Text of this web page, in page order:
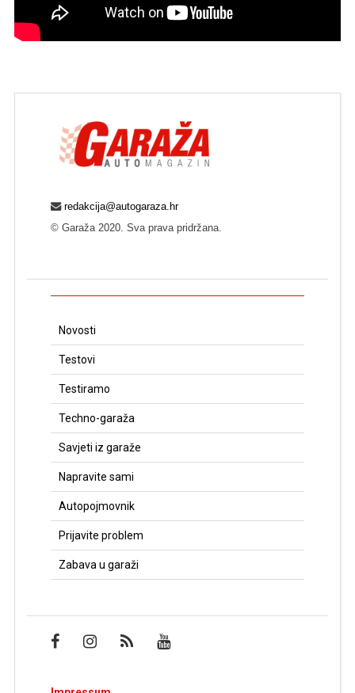
redakcija@autogaraza.hr
© Garaža 2020. Sva prava pridržana.
Novosti
Testovi
Testiramo
Techno-garaža
Savjeti iz garaže
Napravite sami
Autopojmovnik
Prijavite problem
Zabava u garaži